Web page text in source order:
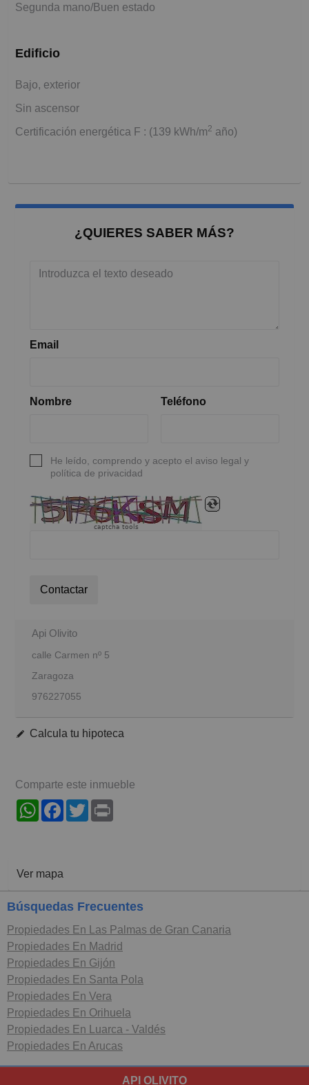
Segunda mano/Buen estado
Edificio
Bajo, exterior
Sin ascensor
Certificación energética F : (139 kWh/m2 año)
¿QUIERES SABER MÁS?
Email
Nombre Teléfono
He leído, comprendo y acepto el aviso legal y
política de privacidad
captcha tools
Contactar
Api Olivito
calle Carmen nº 5
Zaragoza
976227055
Calcula tu hipoteca
Comparte este inmueble
WhatsAppFacebook
Twitter
Ver mapa
Búsquedas Frecuentes
Propiedades En Las Palmas de Gran Canaria
Propiedades En Madrid
Propiedades En Gijón
Propiedades En Santa Pola
Propiedades En Vera
Propiedades En Orihuela
Propiedades En Luarca - Valdés
Propiedades En Arucas
API OLIVITO